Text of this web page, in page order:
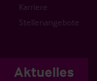
Karriere
Stellenangebote
Aktuelles